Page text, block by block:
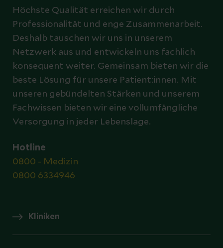
Höchste Qualität erreichen wir durch
Professionalität und enge Zusammenarbeit.
Deshalb tauschen wir uns in unserem
Netzwerk aus und entwickeln uns fachlich
konsequent weiter. Gemeinsam bieten wir die
beste Lösung für unsere Patient:innen. Mit
unseren gebündelten Stärken und unserem
Fachwissen bieten wir eine vollumfängliche
Versorgung in jeder Lebenslage.
Hotline
0800 - Medizin
0800 6334946
Kliniken